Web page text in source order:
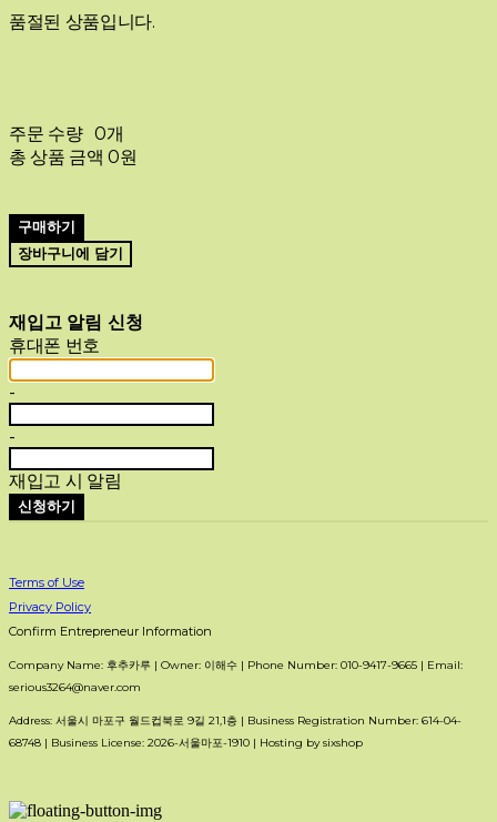
품절된 상품입니다.
주문 수량 0개
총 상품 금액 0원
구매하기
장바구니에 담기
재입고 알림 신청
휴대폰 번호
-
-
재입고 시 알림
신청하기
Terms of Use
Privacy Policy
Confirm Entrepreneur Information
Company Name: 후추카루 | Owner: 이해수 | Phone Number: 010-9417-9665 | Email:
serious3264@naver.com
Address: 서울시 마포구 월드컵북로 9길 21,1층 | Business Registration Number: 614-04-
68748 | Business License: 2026-서울마포-1910 | Hosting by sixshop